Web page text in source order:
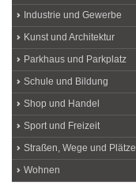
Industrie und Gewerbe
Kunst und Architektur
Parkhaus und Parkplatz
Schule und Bildung
Shop und Handel
Sport und Freizeit
Straßen, Wege und Plätze
Wohnen